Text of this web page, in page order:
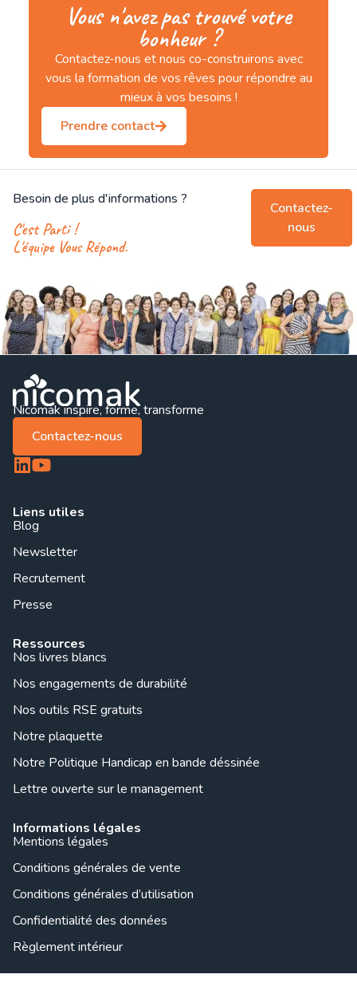
Vous n'avez pas trouvé votre
bonheur ?
Contactez-nous et nous co-construirons avec
vous la formation de vos rêves pour répondre au
mieux à vos besoins !
Prendre contact
Besoin de plus d'informations ?
C'est Parti !
L'équipe Vous Répond.
Contactez-
nous
Nicomak inspire, forme, transforme
Contactez-nous
Liens utiles
Blog
Newsletter
Recrutement
Presse
Ressources
Nos livres blancs
Nos engagements de durabilité
Nos outils RSE gratuits
Notre plaquette
Notre Politique Handicap en bande déssinée
Lettre ouverte sur le management
Informations légales
Mentions légales
Conditions générales de vente
Conditions générales d’utilisation
Confidentialité des données
Règlement intérieur